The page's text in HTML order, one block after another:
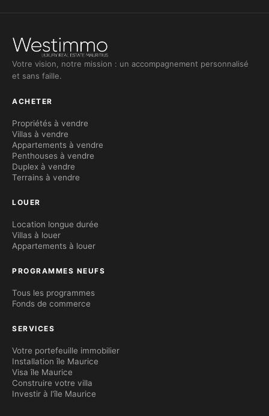
Votre vision, notre mission : un accompagnement personnalisé
et sans faille.
ACHETER
Propriétés à vendre
Villas à vendre
Appartements à vendre
Penthouses à vendre
Duplex à vendre
Terrains à vendre
LOUER
Location longue durée
Villas à louer
Appartements à louer
PROGRAMMES NEUFS
Tous les programmes
Fonds de commerce
SERVICES
Votre portefeuille immobilier
Installation île Maurice
Visa île Maurice
Construire votre villa
Investir à l'île Maurice